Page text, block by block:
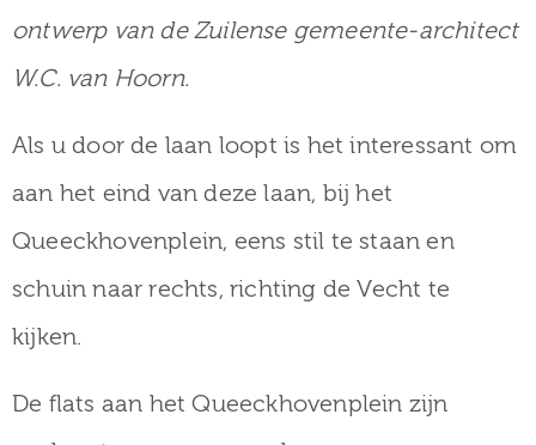
ontwerp van de Zuilense gemeente-architect
W.C. van Hoorn.
Als u door de laan loopt is het interessant om
aan het eind van deze laan, bij het
Queeckhovenplein, eens stil te staan en
schuin naar rechts, richting de Vecht te
kijken.
De flats aan het Queeckhovenplein zijn